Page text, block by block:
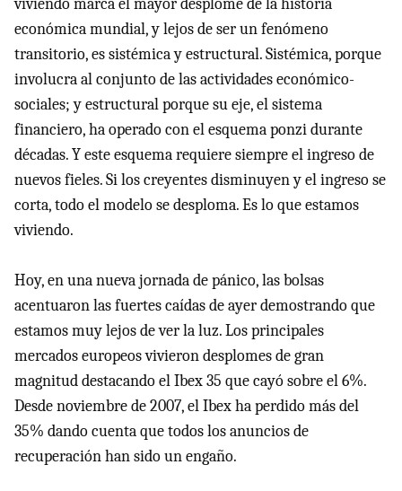
económica mundial, y lejos de ser un fenómeno
transitorio, es sistémica y estructural. Sistémica, porque
involucra al conjunto de las actividades económico-
sociales; y estructural porque su eje, el sistema
financiero, ha operado con el esquema ponzi durante
décadas. Y este esquema requiere siempre el ingreso de
nuevos fieles. Si los creyentes disminuyen y el ingreso se
corta, todo el modelo se desploma. Es lo que estamos
viviendo.
Hoy, en una nueva jornada de pánico, las bolsas
acentuaron las fuertes caídas de ayer demostrando que
estamos muy lejos de ver la luz. Los principales
mercados europeos vivieron desplomes de gran
magnitud destacando el Ibex 35 que cayó sobre el 6%.
Desde noviembre de 2007, el Ibex ha perdido más del
35% dando cuenta que todos los anuncios de
recuperación han sido un engaño.